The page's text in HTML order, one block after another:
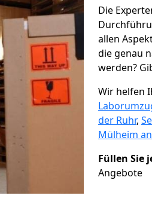
Die
allen
die genau
werden?
Wir helfen
der Ruhr,
Mülheim
Füllen Sie
Angebote